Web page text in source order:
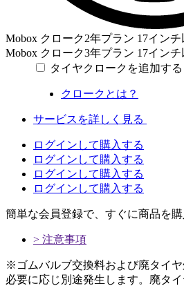
Mobox クローク2年プラン 17インチ
Mobox クローク3年プラン 17インチ
タイヤクロークを追加する
クロークとは？
サービスを詳しく見る
ログインして購入する
ログインして購入する
ログインして購入する
ログインして購入する
簡単な会員登録で、すぐに商品を
> 注意事項
※ゴムバルブ交換料および廃タイヤ
必要に応じ別途発生します。廃タ